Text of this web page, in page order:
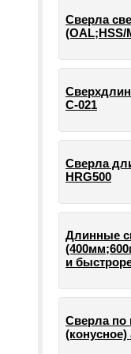
Сверла
(OAL;HSS/
С-021
Сверла
HRG500
Длинные
и
Сверла по
(конусное)